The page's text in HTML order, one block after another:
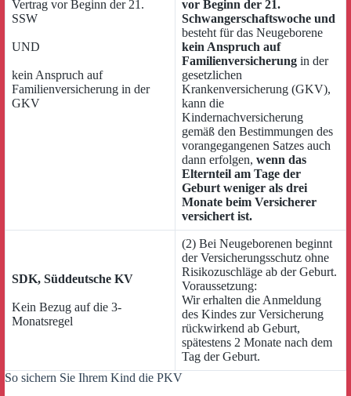
Vertrag vor Beginn der 21.
SSW
UND
kein Anspruch auf
Familienversicherung in der
GKV
vor Beginn der 21.
Schwangerschaftswoche und
besteht für das Neugeborene
kein Anspruch auf
Familienversicherung in der
gesetzlichen
Krankenversicherung (GKV),
kann die
Kindernachversicherung
gemäß den Bestimmungen des
vorangegangenen Satzes auch
dann erfolgen, wenn das
Elternteil am Tage der
Geburt weniger als drei
Monate beim Versicherer
versichert ist.
SDK, Süddeutsche KV
Kein Bezug auf die 3-
Monatsregel
(2) Bei Neugeborenen beginnt
der Versicherungsschutz ohne
Risikozuschläge ab der Geburt.
Voraussetzung:
Wir erhalten die Anmeldung
des Kindes zur Versicherung
rückwirkend ab Geburt,
spätestens 2 Monate nach dem
Tag der Geburt.
So sichern Sie Ihrem Kind die PKV